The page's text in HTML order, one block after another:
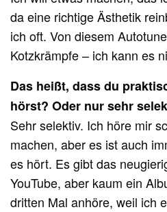
da eine richtige Ästhetik
ich oft. Von diesem
Kotzkrämpfe – ich kann es
Das heißt, dass du
hörst? Oder nur sehr
Sehr selektiv. Ich höre mir
machen, aber es ist auch
es hört. Es gibt das
YouTube, aber kaum ein
dritten Mal anhöre, weil ich